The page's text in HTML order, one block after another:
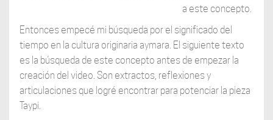
a este concepto.
Entonces empecé mi búsqueda por el significado del
tiempo en la cultura originaria aymara. El siguiente texto
es la búsqueda de este concepto antes de empezar la
creación del video. Son extractos, reflexiones y
articulaciones que logré encontrar para potenciar la pieza
Taypi.